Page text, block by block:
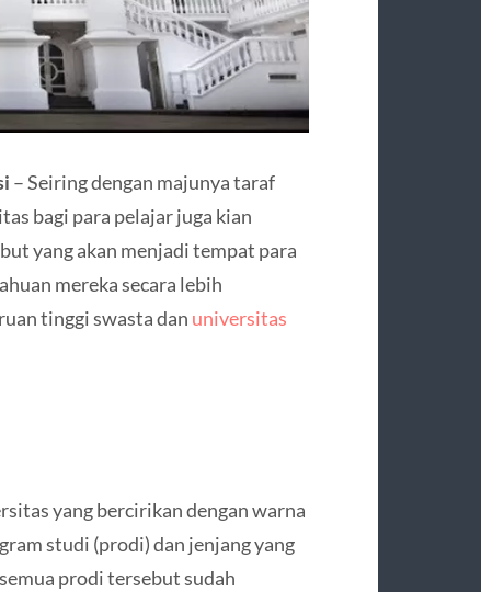
– Seiring dengan majunya taraf
bagi para pelajar juga kian
yang akan menjadi tempat para
mereka secara lebih
tinggi swasta dan universitas
yang bercirikan dengan warna
studi (prodi) dan jenjang yang
prodi tersebut sudah